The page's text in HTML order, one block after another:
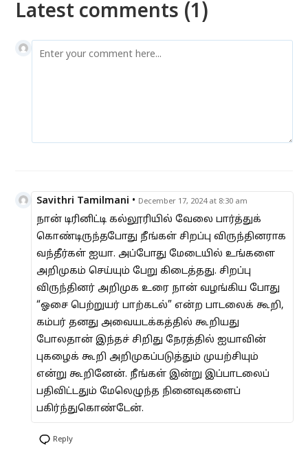
Latest comments (1)
Savithri Tamilmani • December 17, 2024 at 8:30 am
நான் டிரினிட்டி கல்லூரியில் வேலை பார்த்துக்
கொண்டிருந்தபோது நீங்கள் சிறப்பு விருந்தினராக
வந்தீர்கள் ஐயா. அப்போது மேடையில் உங்களை
அறிமுகம் செய்யும் பேறு கிடைத்தது. சிறப்பு
விருந்தினர் அறிமுக உரை நான் வழங்கிய போது
“ஓசை பெற்றுயர் பாற்கடல்” என்ற பாடலைக் கூறி,
கம்பர் தனது அவையடக்கத்தில் கூறியது
போலதான் இந்தச் சிறிது நேரத்தில் ஐயாவின்
புகழைக் கூறி அறிமுகப்படுத்தும் முயற்சியும்
என்று கூறினேன். நீங்கள் இன்று இப்பாடலைப்
பதிவிட்டதும் மேலெழுந்த நினைவுகளைப்
பகிர்ந்துகொண்டேன்.
Reply